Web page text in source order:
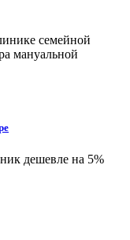
семейной
мануальной
дешевле на 5%